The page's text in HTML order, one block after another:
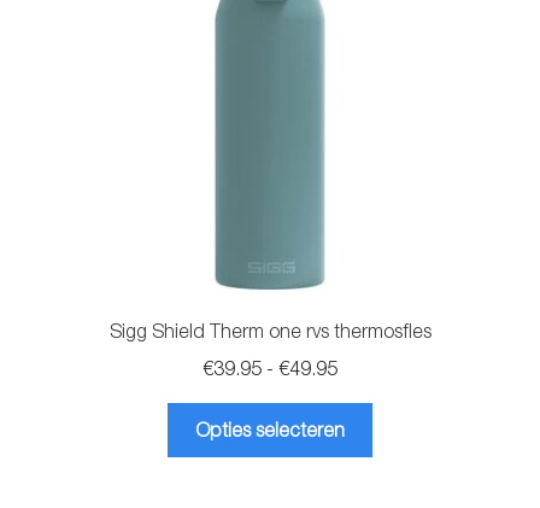
Sigg Shield Therm one rvs thermosfles
€39.95 - €49.95Prijsklasse:
tot
€49.95
Opties selecteren